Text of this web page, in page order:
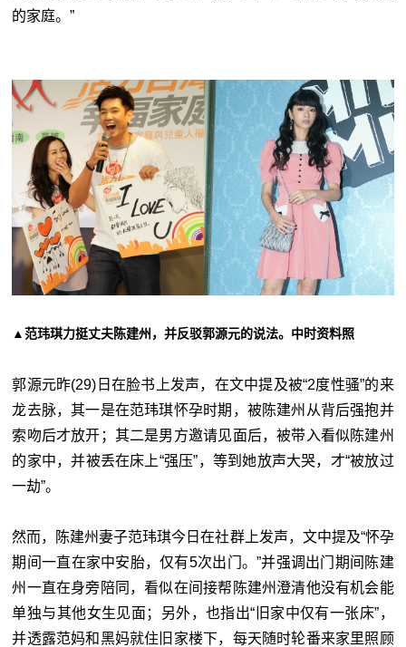
的家庭。”
▲范玮琪力挺丈夫陈建州，并反驳郭源元的说法。中时资料照
郭源元昨(29)日在脸书上发声，在文中提及被“2度性骚”的来
龙去脉，其一是在范玮琪怀孕时期，被陈建州从背后强抱并
索吻后才放开；其二是男方邀请见面后，被带入看似陈建州
的家中，并被丢在床上“强压”，等到她放声大哭，才“被放过
一劫”。
然而，陈建州妻子范玮琪今日在社群上发声，文中提及“怀孕
期间一直在家中安胎，仅有5次出门。”并强调出门期间陈建
州一直在身旁陪同，看似在间接帮陈建州澄清他没有机会能
单独与其他女生见面；另外，也指出“旧家中仅有一张床”，
并透露范妈和黑妈就住旧家楼下，每天随时轮番来家里照顾